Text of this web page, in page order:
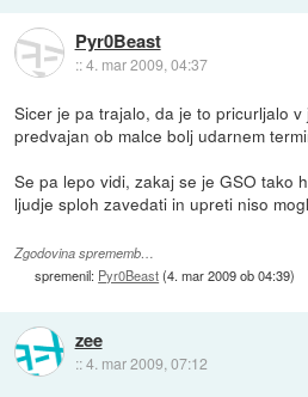
Pyr0Beast
::4. mar 2009, 04:37
Sicer je pa trajalo, da je to pricurljalo
predvajan ob malce bolj udarnem
Se pa lepo vidi, zakaj se je GSO tako
ljudje sploh zavedati in upreti niso
Zgodovina sprememb…
spremenil: Pyr0Beast(4. mar 2009 ob 04:39)
zee
::4. mar 2009, 07:12